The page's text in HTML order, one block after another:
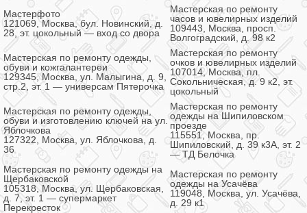
Мастерфото
121069, Москва, бул. Новинский, д.
28, эт. цокольный — вход со двора
Мастерская по ремонту
часов и ювелирных изделий
109443, Москва, просп.
Волгоградский, д. 98 к2
Мастерская по ремонту одежды,
обуви и кожгалантереи
129345, Москва, ул. Малыгина, д. 9,
стр.2, эт. 1 — универсам Пятерочка
Мастерская по ремонту
очков и ювелирных изделий
107014, Москва, пл.
Сокольническая, д. 9 к2, эт.
цокольный
Мастерская по ремонту одежды,
обуви и изготовлению ключей на ул.
Яблочкова
127322, Москва, ул. Яблочкова, д.
36
Мастерская по ремонту
одежды на Шипиловском
проезде
115551, Москва, пр.
Шипиловский, д. 39 к3А, эт. 2
— ТД Белочка
Мастерская по ремонту одежды на
Щербаковской
105318, Москва, ул. Щербаковская,
д. 7, эт. 1 — супермаркет
Перекресток
Мастерская по ремонту
одежды на Усачёва
119048, Москва, ул. Усачёва,
д. 29 к1